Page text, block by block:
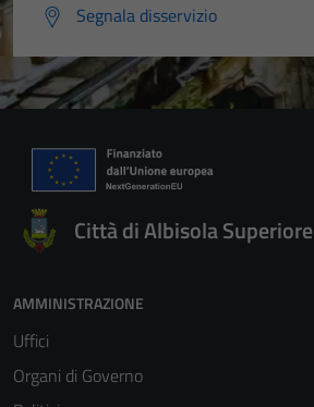
Segnala disservizio
Città di Albisola Superiore
AMMINISTRAZIONE
Uffici
Organi di Governo